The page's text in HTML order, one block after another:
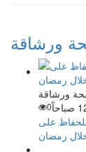
ورشاقة
ورشاقة
0
على
رمضان